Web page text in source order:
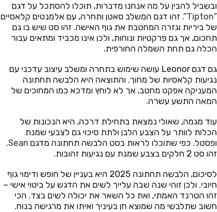
ובשביל להבין על מה אנחנו מדברות, תוכלו להסתכל על דגם
”
Tipton“. זהו דגם המשלב סאטן ותחרה, עם אלמנטים קלאסיים
של ביריות וגזרה המחטבת את גוף האישה. זהו סט שיש בו גם
תחכום, אך גם פרקטיות ונוחות, ולכן אינו מכביד ומתאים עבור
הכלה גם תחת השמלה החורפית.
גם דגם Leonor עושה שימוש בתחרה ומשלב עיצוב עדכני עם
נגיעות קלאסיות של מחוך. והתוצאה היא הלבשה תחתונה
המעניקה אפקט מחטב, אך לא לוחץ ומדכא כמו המחוכים של
המאה התשע עשרה.
עוד מגמה, שאולי נמצאת בתחילת דרכה, היא הנכונות של
הכלות לוותר על הצבע הלבן ולתת סיכוי גם לצבעי שמנת
ופסטל. כפי שתוכלו לראות בסט הלבשה תחתונה מדגם Sean
.
זהו סט 2 חלקים בצבע שמנת עם נגיעות זהובות.
לסיכום, הלבשה תחתונה 2025 היא בעניין של חופש ודימוי גוף
חיובי. ולכן זוהי שנה שבה עלייך לשים את הדגש על ביטוי אישי –
זהו הטרנד האמתי, ואת כל השאר את יכולה לשים בצד. הכי
חשוב שתלבשי מה שמוצא חן בעיניך ואיתו את מרגישה בנוח.